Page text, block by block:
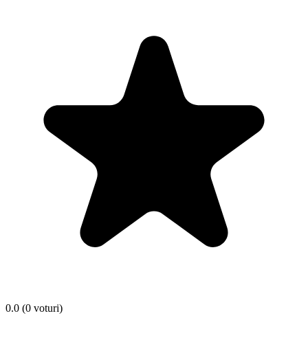
0.0 (0 voturi)